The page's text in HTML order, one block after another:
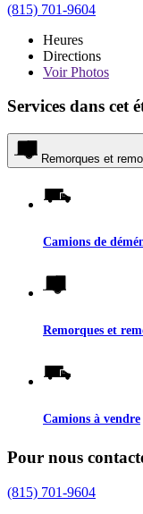
(815) 701-9604
Heures
Directions
VoirPhotos
Services dans cet
Remorques et
Camions de
Remorques et
Camions à vendre
Pour nous
(815) 701-9604